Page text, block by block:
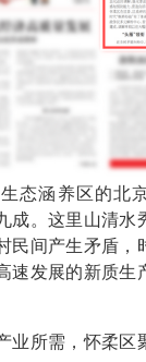
涵养区的北京
成。这里山清水
民间产生矛盾，
速发展的新质生
所需，怀柔区